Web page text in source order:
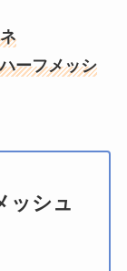
ーフメッシ
ッシュ